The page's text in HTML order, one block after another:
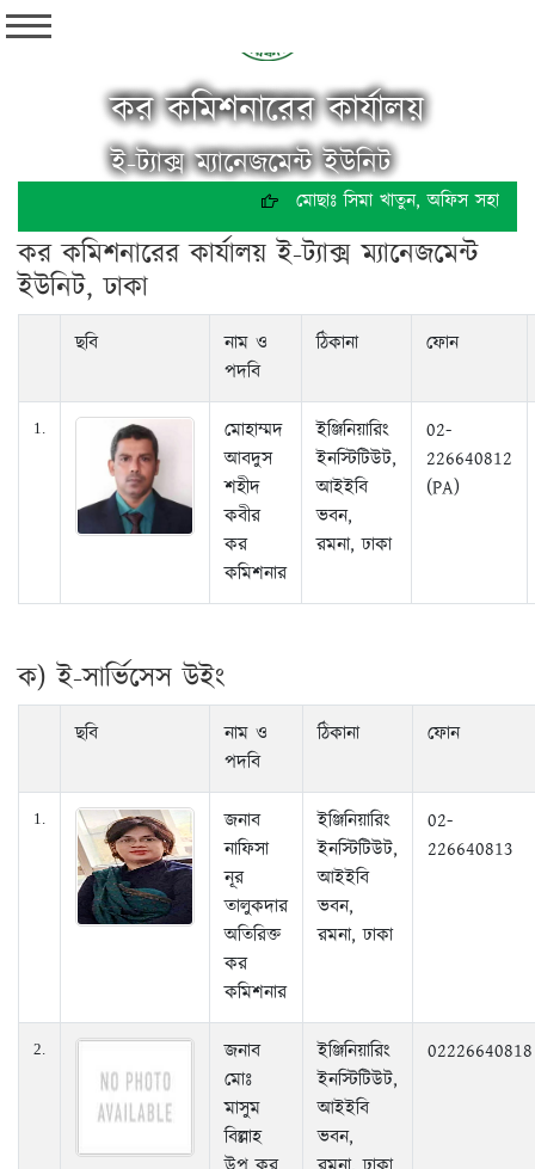
কর কমিশনারের কার্যালয়
ই-ট্যাক্স ম্যানেজমেন্ট ইউনিট
মোছাঃ সিমা খাতুন, অফিস সহায়ক,
কর কমিশনারের কার্যালয় ই-ট্যাক্স ম্যানেজমেন্ট
ইউনিট, ঢাকা
ছবি
নাম ও
পদবি
ঠিকানা ফোন
1.
মোহাম্মদ
আবদুস
শহীদ
কবীর
কর
কমিশনার
ইঞ্জিনিয়ারিং
ইনস্টিটিউট,
আইইবি
ভবন,
রমনা, ঢাকা
02-
226640812
(PA)
ক) ই-সার্ভিসেস উইং
ছবি
নাম ও
পদবি
ঠিকানা ফোন
1.
জনাব
নাফিসা
নূর
তালুকদার
অতিরিক্ত
কর
কমিশনার
ইঞ্জিনিয়ারিং
ইনস্টিটিউট,
আইইবি
ভবন,
রমনা, ঢাকা
02-
226640813
2.
জনাব
মোঃ
মাসুম
বিল্লাহ
ইঞ্জিনিয়ারিং
ইনস্টিটিউট,
আইইবি
ভবন,
02226640818